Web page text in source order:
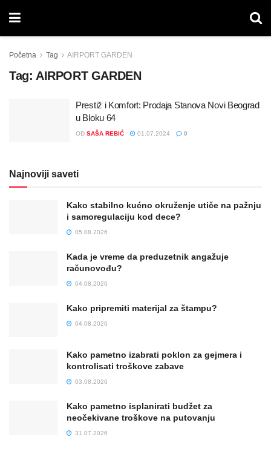
Početna Tag AIRPORT GARDEN
Tag: AIRPORT GARDEN
Prestiž i Komfort: Prodaja Stanova Novi Beograd
u Bloku 64
OD SAŠA REBIĆ 01.07.2024 0
Najnoviji saveti
Kako stabilno kućno okruženje utiče na pažnju
i samoregulaciju kod dece?
05.08.2026
Kada je vreme da preduzetnik angažuje
računovođu?
04.08.2026
Kako pripremiti materijal za štampu?
04.08.2026
Kako pametno izabrati poklon za gejmera i
kontrolisati troškove zabave
03.08.2026
Kako pametno isplanirati budžet za
neočekivane troškove na putovanju
31.07.2026